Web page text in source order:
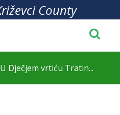
County
U Dječjem vrtiću Tratin...